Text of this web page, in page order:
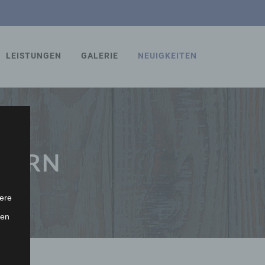
LEISTUNGEN GALERIE NEUIGKEITEN